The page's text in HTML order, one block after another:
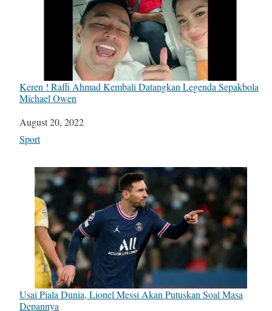
Keren ! Raffi Ahmad Kembali Datangkan Legenda Sepakbola
Michael Owen
Date
August 20, 2022
In relation to
Sport
Usai Piala Dunia, Lionel Messi Akan Putuskan Soal Masa
Depannya